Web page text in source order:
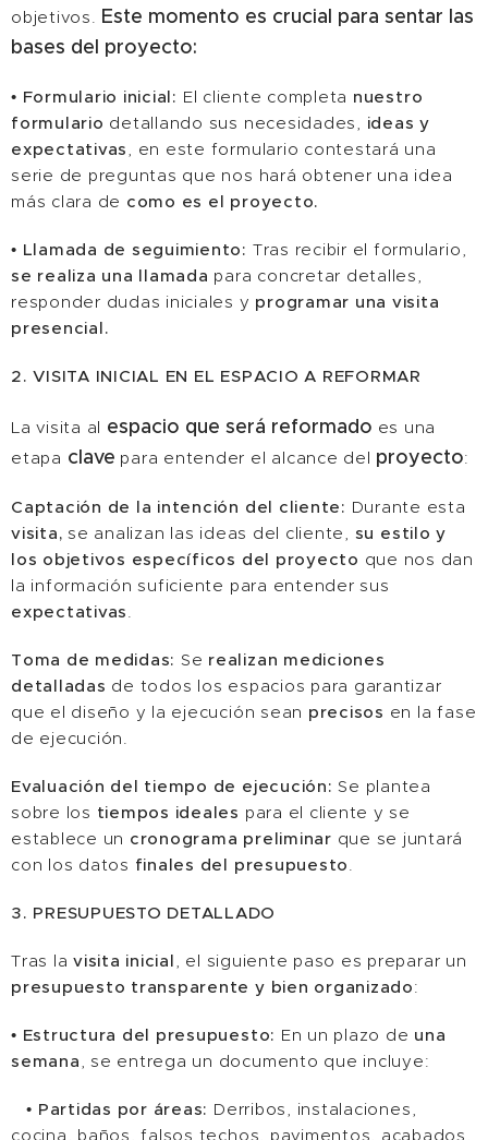
objetivos. Este momento es crucial para sentar las
bases del proyecto:
• Formulario inicial: El cliente completa nuestro
formulario detallando sus necesidades, ideas y
expectativas, en este formulario contestará una
serie de preguntas que nos hará obtener una idea
más clara de como es el proyecto.
• Llamada de seguimiento: Tras recibir el formulario,
se realiza una llamada para concretar detalles,
responder dudas iniciales y programar una visita
presencial.
2. VISITA INICIAL EN EL ESPACIO A REFORMAR
La visita al espacio que será reformado es una
etapa clave para entender el alcance del proyecto:
Captación de la intención del cliente: Durante esta
visita, se analizan las ideas del cliente, su estilo y
los objetivos específicos del proyecto que nos dan
la información suficiente para entender sus
expectativas.
Toma de medidas: Se realizan mediciones
detalladas de todos los espacios para garantizar
que el diseño y la ejecución sean precisos en la fase
de ejecución.
Evaluación del tiempo de ejecución: Se plantea
sobre los tiempos ideales para el cliente y se
establece un cronograma preliminar que se juntará
con los datos finales del presupuesto.
3. PRESUPUESTO DETALLADO
Tras lavisita inicial, el siguiente paso es preparar un
presupuesto transparente y bien organizado:
• Estructura del presupuesto: En un plazo de una
semana, se entrega un documento que incluye:
• Partidas por áreas: Derribos, instalaciones,
cocina, baños, falsos techos, pavimentos, acabados,